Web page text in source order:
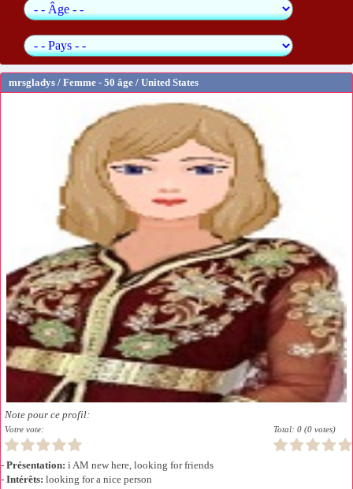
mrsgladys / Femme - 50 âge / United States
Note pour ce profil:
Votre vote: Total: 0 (0 votes)
- Présentation: i AM new here, looking for friends
- Intérêts: looking for a nice person